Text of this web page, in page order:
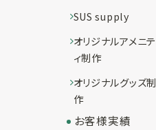
SUS supply
オリジナルアメニテ
ィ制作
オリジナルグッズ制
作
お客様実績